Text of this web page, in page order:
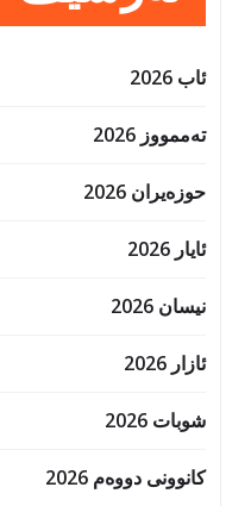
ئاب 2026
تەممووز 2026
حوزه‌یران 2026
ئایار 2026
نیسان 2026
ئازار 2026
شوبات 2026
کانوونی دووەم 2026